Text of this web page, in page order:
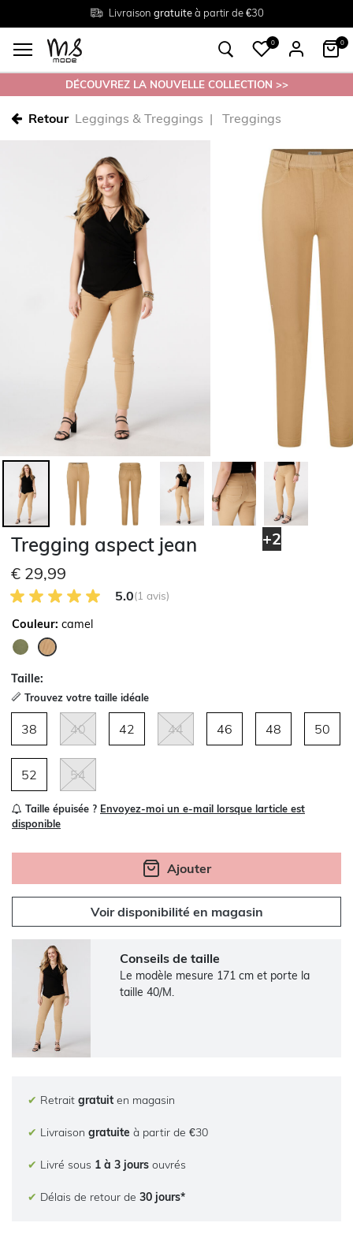
Livraison gratuiteà partir de €30
Tailles du38 au 54
Retourgratuit en magasin
0 0
DÉCOUVREZ LA NOUVELLE COLLECTION >>
Retour Leggings & Treggings Treggings
+2
Tregging aspect jean
€ 29,99
5.0 sur 5 avis des clients
5.0(1 avis)
Couleur: camel
Taille:
Trouvez votre taille idéale
38 40 42 44 46 48 50
52 54
Taille épuisée ? Envoyez-moi un e-mail lorsque larticle est
disponible
Ajouter
Voir disponibilité en magasin
Conseils de taille
Le modèle mesure 171 cm et porte la
taille 40/M.
✔ Retrait gratuit en magasin
✔ Livraison gratuite à partir de €30
✔ Livré sous 1 à 3 jours ouvrés
✔ Délais de retour de 30 jours*